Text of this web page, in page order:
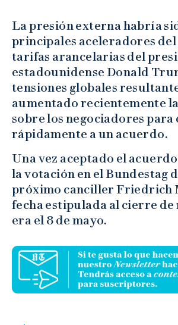
La presión externa habría
principales aceleradores del
tarifas arancelarias del
estadounidense Donald
tensiones globales
aumentado recientemente
sobre los negociadores para
rápidamente a un acuerdo.
Una vez aceptado el
la votación en el Bundestag
próximo canciller Friedrich
fecha estipulada al cierre
era el 8 de mayo.